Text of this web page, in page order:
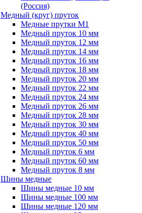
(Россия)
Медный (круг) пруток
Медные прутки М1
Медный пруток 10 мм
Медный пруток 12 мм
Медный пруток 14 мм
Медный пруток 16 мм
Медный пруток 18 мм
Медный пруток 20 мм
Медный пруток 22 мм
Медный пруток 24 мм
Медный пруток 26 мм
Медный пруток 28 мм
Медный пруток 30 мм
Медный пруток 40 мм
Медный пруток 50 мм
Медный пруток 6 мм
Медный пруток 60 мм
Медный пруток 8 мм
Шины медные
Шины медные 10 мм
Шины медные 100 мм
Шины медные 120 мм